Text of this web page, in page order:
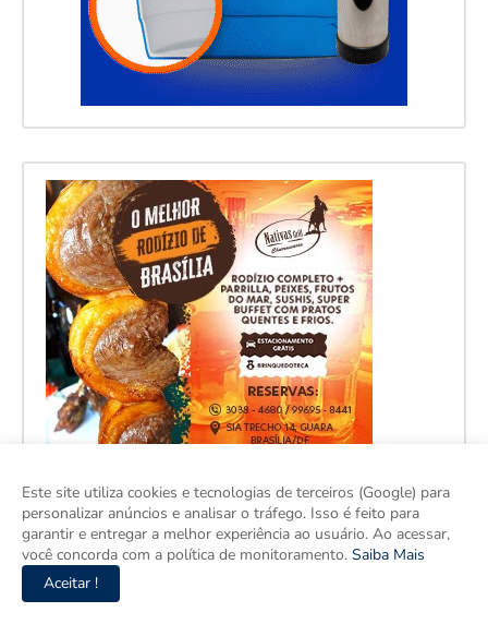
Este site utiliza cookies e tecnologias de terceiros (Google) para
personalizar anúncios e analisar o tráfego. Isso é feito para
garantir e entregar a melhor experiência ao usuário. Ao acessar,
você concorda com a política de monitoramento. Saiba Mais
Aceitar !